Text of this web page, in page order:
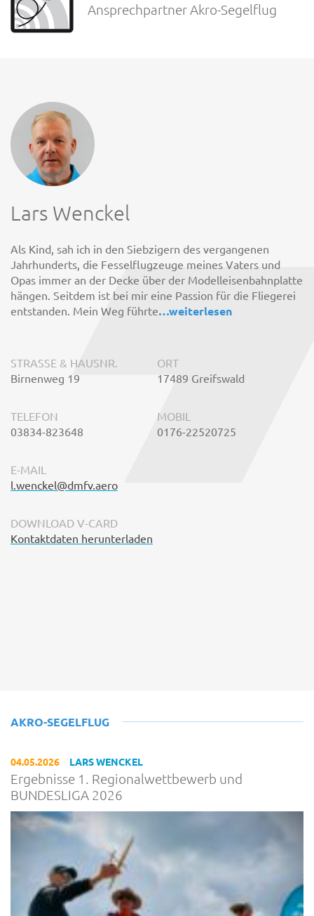
Ansprechpartner Akro-Segelflug
Lars Wenckel
Als Kind, sah ich in den Siebzigern des vergangenen
Jahrhunderts, die Fesselflugzeuge meines Vaters und
Opas immer an der Decke über der Modelleisenbahnplatte
hängen. Seitdem ist bei mir eine Passion für die Fliegerei
entstanden. Mein Weg führte…weiterlesen
STRASSE & HAUSNR.
Birnenweg 19
ORT
17489 Greifswald
TELEFON
03834-823648
MOBIL
0176-22520725
E-MAIL
l.wenckel@dmfv.aero
DOWNLOAD V-CARD
Kontaktdaten herunterladen
AKRO-SEGELFLUG
04.05.2026 LARS WENCKEL
Ergebnisse 1. Regionalwettbewerb und
BUNDESLIGA 2026